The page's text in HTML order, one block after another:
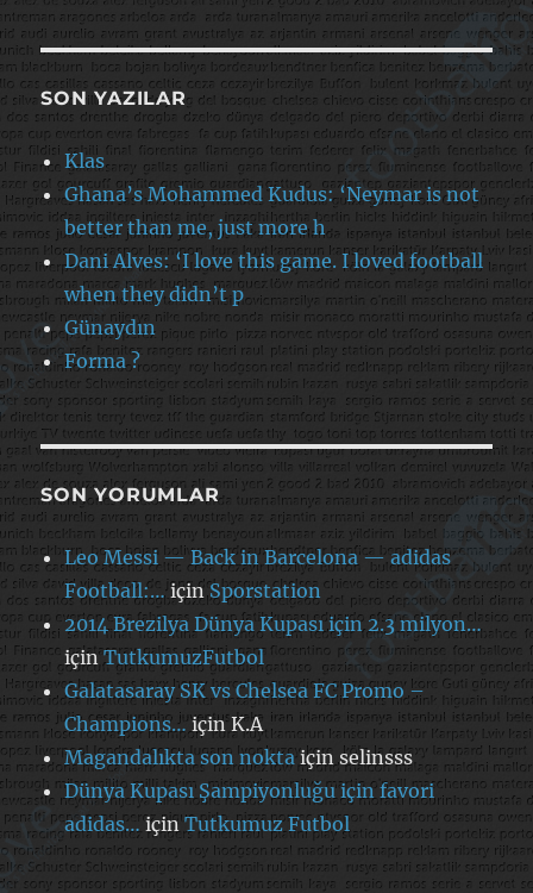
SON YAZILAR
Klas
Ghana’s Mohammed Kudus: ‘Neymar is not
better than me, just more h
Dani Alves: ‘I love this game. I loved football
when they didn’t p
Günaydın
Forma ?
SON YORUMLAR
Leo Messi — Back in Barcelona — adidas
Football:…içinSporstation
2014 Brezilya Dünya Kupası için 2.3 milyon…
içinTutkumuzFutbol
Galatasaray SK vs Chelsea FC Promo –
Champions…içinK.A
Magandalıkta son nokta içinselinsss
Dünya Kupası Şampiyonluğu için favori
adidas… içinTutkumuz Futbol